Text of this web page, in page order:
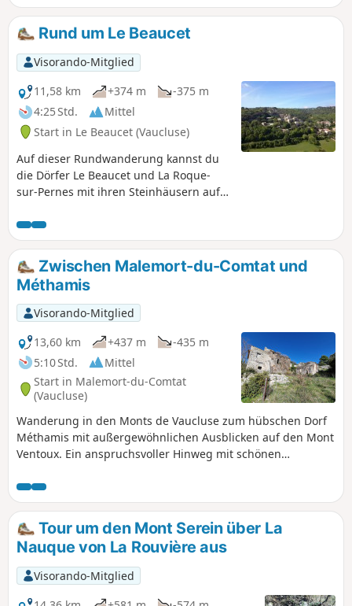
Rund um Le Beaucet
Visorando-Mitglied
11,58 km
+374 m
-375 m
4:25 Std.
Mittel
Start in Le Beaucet (Vaucluse)
Auf dieser Rundwanderung kannst du
die Dörfer Le Beaucet und La Roque-
sur-Pernes mit ihren Steinhäusern auf
Zwischen Malemort-du-Comtat und
Méthamis
Visorando-Mitglied
13,60 km
+437 m
-435 m
5:10 Std.
Mittel
Start in Malemort-du-Comtat
(Vaucluse)
Wanderung in den Monts de Vaucluse zum hübschen Dorf
Méthamis mit außergewöhnlichen Ausblicken auf den Mont
Ventoux. Ein anspruchsvoller Hinweg mit schönen
Ausgangspunkt in der Gemeinde Malemort-du-Comtat.
Tour um den Mont Serein über La
Nauque von La Rouvière aus
Visorando-Mitglied